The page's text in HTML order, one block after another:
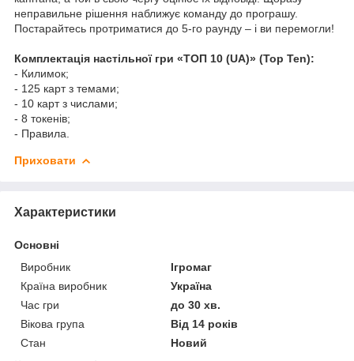
неправильне рішення наближує команду до програшу.
Постарайтесь протриматися до 5-го раунду – і ви перемогли!
Комплектація настільної гри «ТОП 10 (UA)» (Top Ten):
- Килимок;
- 125 карт з темами;
- 10 карт з числами;
- 8 токенів;
- Правила.
Приховати
Характеристики
Основні
Виробник
Ігромаг
Країна виробник
Україна
Час гри
до 30 хв.
Вікова група
Від 14 років
Стан
Новий